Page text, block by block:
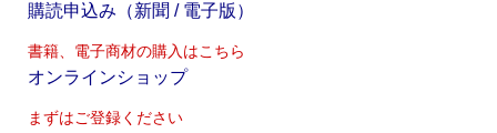
購読申込み（新聞 / 電子版）
書籍、電子商材の購入はこちら
オンラインショップ
まずはご登録ください